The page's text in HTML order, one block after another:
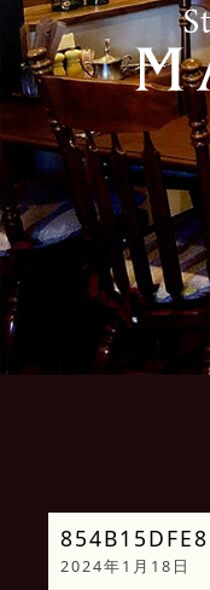
2024年1月18日